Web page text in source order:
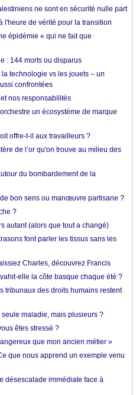
ne sont en sécurité nulle part
l'heure de vérité pour la transition
épidémie « qui ne fait que
: 144 morts ou disparus
technologie vs les jouets – un
confrontées
nos responsabilités
un écosystème de marque
offre-t-il aux travailleurs ?
de l’or qu'on trouve au milieu des
du bombardement de la
bon sens ou manœuvre partisane ?
?
autant (alors que tout a changé)
font parler les tissus sans les
Charles, découvrez Francis
elle la côte basque chaque été ?
tribunaux des droits humains restent
maladie, mais plusieurs ?
êtes stressé ?
que mon ancien métier »
que nous apprend un exemple venu
désescalade immédiate face à